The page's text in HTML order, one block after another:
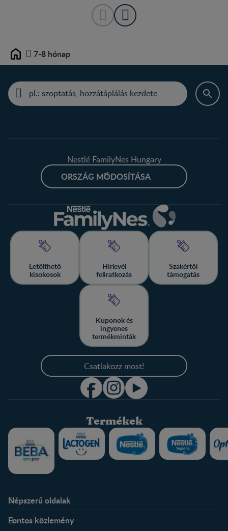
Home 7-8 hónap
Nestlé FamilyNes Hungary
ORSZÁG MÓDOSÍTÁSA
Letölthető
kisokosok
Hírlevél
feliratkozás
Szakértői
támogatás
Kuponok és
ingyenes
termékminták
Csatlakozz most!
Termékek
Népszerű oldalak
Kapcsolat
Fontos közlemény